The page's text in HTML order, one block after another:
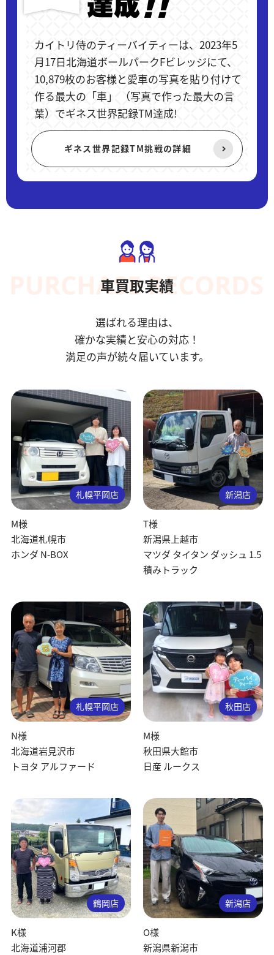
カイトリ侍のティーバイティーは、2023年5
月17日北海道ボールパークFビレッジにて、
10,879枚のお客様と愛車の写真を貼り付けて
作る最大の「車」 （写真で作った最大の言
葉）でギネス世界記録TM達成!
ギネス世界記録TM挑戦の詳細
車買取実績
選ばれる理由は、
確かな実績と安心の対応！
満足の声が続々届いています。
札幌平岡店
M様
北海道札幌市
ホンダ N-BOX
新潟店
T様
新潟県上越市
マツダ タイタン ダッシュ 1.5
積みトラック
札幌平岡店
N様
北海道岩見沢市
トヨタ アルファード
秋田店
M様
秋田県大館市
日産 ルークス
鶴岡店
K様
北海道浦河郡
新潟店
O様
新潟県新潟市